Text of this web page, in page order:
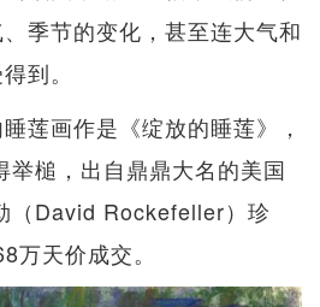
季节的变化，甚至连大气和
到。
莲画作是《绽放的睡莲》，
槌，出自鼎鼎大名的美国
（David Rockefeller）珍
天价成交。